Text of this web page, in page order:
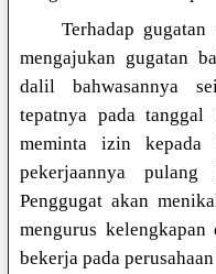
Terhadap
mengajukan gugatan
dalil bahwasannya
tepatnya pada tanggal
meminta izin kepada
pekerjaannya
Penggugat akan
mengurus
bekerja pada